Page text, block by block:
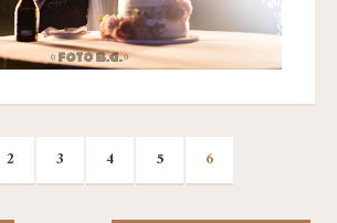
2 3 4 5 6